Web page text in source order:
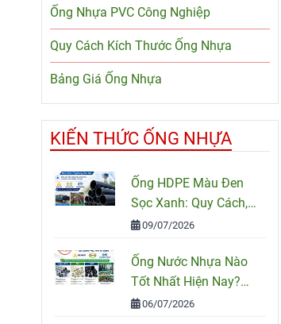
Ống Nhựa PVC Công Nghiệp
Quy Cách Kích Thước Ống Nhựa
Bảng Giá Ống Nhựa
KIẾN THỨC ỐNG NHỰA
Ống HDPE Màu Đen
Sọc Xanh: Quy Cách,
Ứng Dụng Và Cách
09/07/2026
Ống Nước Nhựa Nào
Tốt Nhất Hiện Nay?
So Sánh PVC, PPR Và
06/07/2026